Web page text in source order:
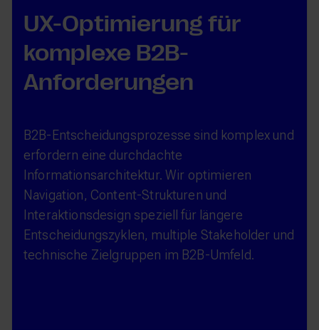
UX-Optimierung für
komplexe B2B-
Anforderungen
B2B-Entscheidungsprozesse sind komplex und
erfordern eine durchdachte
Informationsarchitektur. Wir optimieren
Navigation, Content-Strukturen und
Interaktionsdesign speziell für längere
Entscheidungszyklen, multiple Stakeholder und
technische Zielgruppen im B2B-Umfeld.